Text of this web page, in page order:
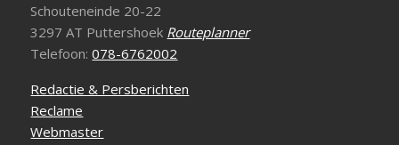
Schouteneinde 20-22
3297 AT Puttershoek Routeplanner
Telefoon:078-6762002
Redactie & Persberichten
Reclame
Webmaster